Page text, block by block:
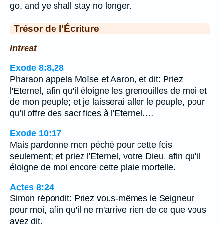
go, and ye shall stay no longer.
Trésor de l'Écriture
intreat
Exode 8:8,28
Pharaon appela Moïse et Aaron, et dit: Priez
l'Eternel, afin qu'il éloigne les grenouilles de moi et
de mon peuple; et je laisserai aller le peuple, pour
qu'il offre des sacrifices à l'Eternel.…
Exode 10:17
Mais pardonne mon péché pour cette fois
seulement; et priez l'Eternel, votre Dieu, afin qu'il
éloigne de moi encore cette plaie mortelle.
Actes 8:24
Simon répondit: Priez vous-mêmes le Seigneur
pour moi, afin qu'il ne m'arrive rien de ce que vous
avez dit.